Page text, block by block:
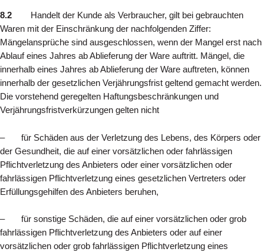
8.2
Handelt der Kunde als Verbraucher, gilt bei gebrauchten
Waren mit der Einschränkung der nachfolgenden Ziffer:
Mängelansprüche sind ausgeschlossen, wenn der Mangel erst nach
Ablauf eines Jahres ab Ablieferung der Ware auftritt. Mängel, die
innerhalb eines Jahres ab Ablieferung der Ware auftreten, können
innerhalb der gesetzlichen Verjährungsfrist geltend gemacht werden.
Die vorstehend geregelten Haftungsbeschränkungen und
Verjährungsfristverkürzungen gelten nicht
– für Schäden aus der Verletzung des Lebens, des Körpers oder
der Gesundheit, die auf einer vorsätzlichen oder fahrlässigen
Pflichtverletzung des Anbieters oder einer vorsätzlichen oder
fahrlässigen Pflichtverletzung eines gesetzlichen Vertreters oder
Erfüllungsgehilfen des Anbieters beruhen,
– für sonstige Schäden, die auf einer vorsätzlichen oder grob
fahrlässigen Pflichtverletzung des Anbieters oder auf einer
vorsätzlichen oder grob fahrlässigen Pflichtverletzung eines